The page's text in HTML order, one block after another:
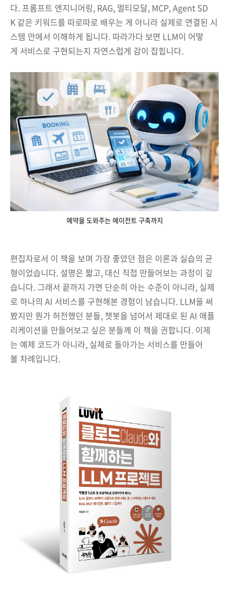
다. 프롬프트 엔지니어링, RAG, 멀티모달, MCP, Agent SD
K 같은 키워드를 따로따로 배우는 게 아니라 실제로 연결된 시
스템 안에서 이해하게 됩니다. 따라가다 보면 LLM이 어떻
게 서비스로 구현되는지 자연스럽게 감이 잡힙니다.
예약을 도와주는 에이전트 구축까지
편집자로서 이 책을 보며 가장 좋았던 점은 이론과 실습의 균
형이었습니다. 설명은 짧고, 대신 직접 만들어보는 과정이 깊
습니다. 그래서 끝까지 가면 단순히 아는 수준이 아니라, 실제
로 하나의 AI 서비스를 구현해본 경험이 남습니다. LLM을 써
봤지만 뭔가 허전했던 분들, 챗봇을 넘어서 제대로 된 AI 애플
리케이션을 만들어보고 싶은 분들께 이 책을 권합니다. 이제
는 예제 코드가 아니라, 실제로 돌아가는 서비스를 만들어
볼 차례입니다.